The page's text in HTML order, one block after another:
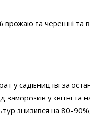
та черешні та
у садівництві за
у квітні та
знизився на